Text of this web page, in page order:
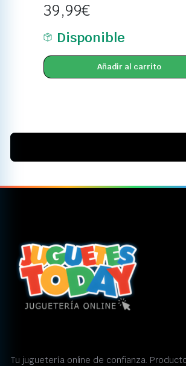
39,99€
Disponible
Añadir al carrito
Tu juguetería online de confianza.